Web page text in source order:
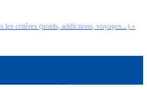
les critères (poids, addictions, voyages...) »